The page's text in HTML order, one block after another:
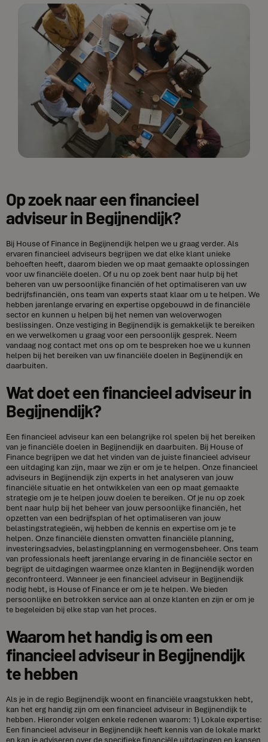
Op zoek naar een financieel
adviseur in Begijnendijk?
Bij House of Finance in Begijnendijk helpen we u graag verder. Als
ervaren financieel adviseurs begrijpen we dat elke klant unieke
behoeften heeft, daarom bieden we op maat gemaakte oplossingen
voor uw financiële doelen. Of u nu op zoek bent naar hulp bij het
beheren van uw persoonlijke financiën of het optimaliseren van uw
bedrijfsfinanciën, ons team van experts staat klaar om u te helpen. We
hebben jarenlange ervaring en expertise opgebouwd in de financiële
sector en kunnen u helpen bij het nemen van weloverwogen
beslissingen. Onze vestiging in Begijnendijk is gemakkelijk te bereiken
en we verwelkomen u graag voor een persoonlijk gesprek. Neem
vandaag nog contact met ons op om te bespreken hoe we u kunnen
helpen bij het bereiken van uw financiële doelen in Begijnendijk en
daarbuiten.
Wat doet een financieel adviseur in
Begijnendijk?
Een financieel adviseur kan een belangrijke rol spelen bij het bereiken
van je financiële doelen in Begijnendijk en daarbuiten. Bij House of
Finance begrijpen we dat het vinden van de juiste financieel adviseur
een uitdaging kan zijn, maar we zijn er om je te helpen. Onze financieel
adviseurs in Begijnendijk zijn experts in het analyseren van jouw
financiële situatie en het ontwikkelen van een op maat gemaakte
strategie om je te helpen jouw doelen te bereiken. Of je nu op zoek
bent naar hulp bij het beheer van jouw persoonlijke financiën, het
opzetten van een bedrijfsplan of het optimaliseren van jouw
belastingstrategieën, wij hebben de kennis en expertise om je te
helpen. Onze financiële diensten omvatten financiële planning,
investeringsadvies, belastingplanning en vermogensbeheer. Ons team
van professionals heeft jarenlange ervaring in de financiële sector en
begrijpt de uitdagingen waarmee onze klanten in Begijnendijk worden
geconfronteerd. Wanneer je een financieel adviseur in Begijnendijk
nodig hebt, is House of Finance er om je te helpen. We bieden
persoonlijke en betrokken service aan al onze klanten en zijn er om je
te begeleiden bij elke stap van het proces.
Waarom het handig is om een
financieel adviseur in Begijnendijk
te hebben
Als je in de regio Begijnendijk woont en financiële vraagstukken hebt,
kan het erg handig zijn om een financieel adviseur in Begijnendijk te
hebben. Hieronder volgen enkele redenen waarom: 1) Lokale expertise:
Een financieel adviseur in Begijnendijk heeft kennis van de lokale markt
en kan je adviseren over de specifieke financiële uitdagingen en kansen